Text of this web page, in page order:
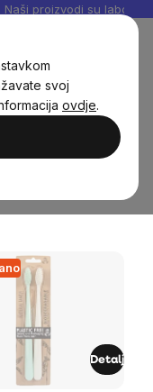
svoj
ovdje.
Naši proizvodi su
Detalj